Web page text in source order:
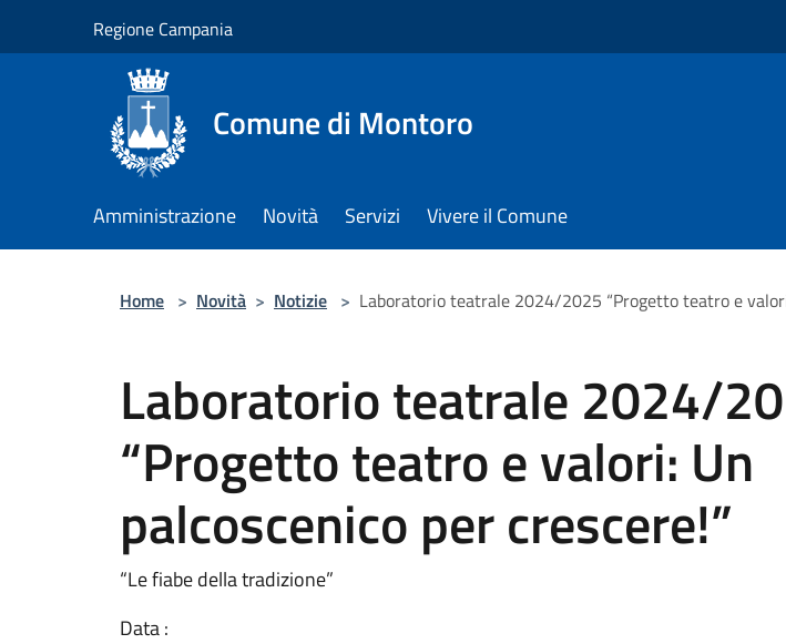
Regione Campania
Comune di Montoro
Amministrazione Novità Servizi Vivere il Comune
Home > Novità > Notizie > Laboratorio teatrale 2024/2025 “Progetto teatro e
Laboratorio teatrale 2024/
“Progetto teatro e valori: Un
palcoscenico per crescere!”
“Le fiabe della tradizione”
Data :